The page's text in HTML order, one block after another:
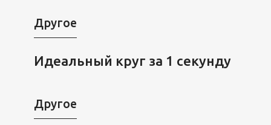
Другое
Идеальный круг за 1 секунду
Другое